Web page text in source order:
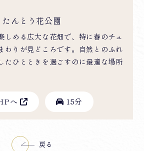
たんとう花公園
しめる広大な花畑で、特に春のチュ
わりが見どころです。自然とのふれ
たひとときを過ごすのに最適な場所
へ 15分
戻る